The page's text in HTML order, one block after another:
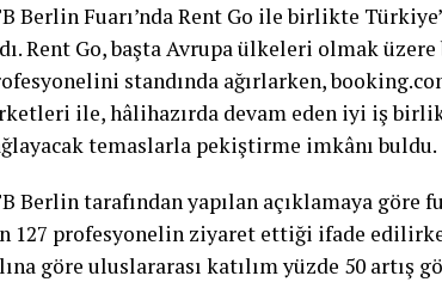
Berlin Fuarı’nda Rent Go ile birlikte
Rent Go, başta Avrupa ülkeleri olmak
standında ağırlarken,
ile, hâlihazırda devam eden iyi iş
temaslarla pekiştirme imkânı buldu.
Berlin tarafından yapılan açıklamaya göre
127 profesyonelin ziyaret ettiği ifade
göre uluslararası katılım yüzde 50 artış